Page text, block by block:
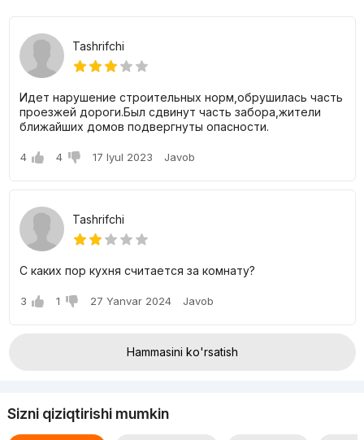
Shoshkent majmuasidagi kvartiralar narxlari
J.K. Shoshkentda 2, 3 va 4 xonali kvartiralarni boʻlib-boʻlib sotib
olish mumkin.
2 xonali kvartiralarning hajmi 54 dan 73 kvadrat metrgacha
o'zgarib turadi. Narxlar atigi 703 300 000 so'mdan
3 xonali kvartiralarning maydoni 92 dan 113 kvadrat
so'mdan boshlanadi.
Chegirmalar va bepul takliflar haqida ko'proq ma'lumot olish
Tashrifchi
Идет нарушение строительных норм,обрушилась часть
проезжей дороги.Был сдвинут часть забора,жители
ближайших домов подвергнуты опасности.
4 4 17 Iyul 2023 Javob
Tashrifchi
С каких пор кухня считается за комнату?
3 1 27 Yanvar 2024 Javob
Hammasini ko'rsatish
Sizni qiziqtirishi mumkin